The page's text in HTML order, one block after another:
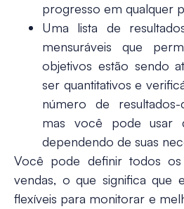
progresso em qualquer
Uma lista de
mensuráveis que
objetivos estão sendo
ser quantitativos e
número de
mas você pode usar
dependendo de suas
Você pode definir todos
vendas, o que significa que
flexíveis para monitorar e